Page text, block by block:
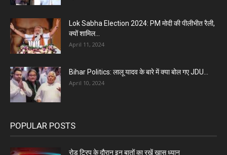
Lok Sabha Election 2024: PM मोदी की पीलीभीत रैली,
क्यों शामिल...
April 11, 2024
Bihar Politics: लालू यादव के बारे में क्या बोल गए JDU...
April 10, 2024
POPULAR POSTS
रोड ट्रिप के दौरान इन बातों का रखें खास ध्यान